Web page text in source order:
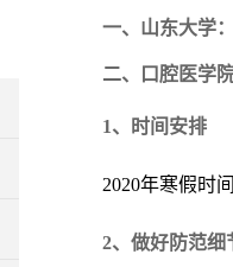
一、山东大学
二、口腔医学
1、时间安排
2020年寒假时
2、做好防范细